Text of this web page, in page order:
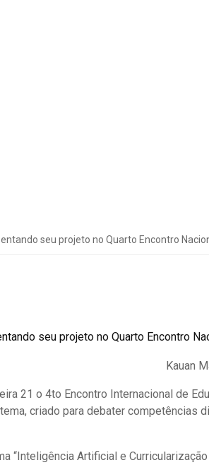
seu projeto no Quarto Encontro
seu projeto no Quarto Encontro
Kauan
21 o 4to Encontro Internacional de
criado para debater competências
“Inteligência Artificial e